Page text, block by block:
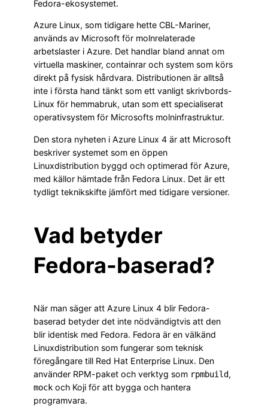
Fedora-ekosystemet.
Azure Linux, som tidigare hette CBL-Mariner,
används av Microsoft för molnrelaterade
arbetslaster i Azure. Det handlar bland annat om
virtuella maskiner, containrar och system som körs
direkt på fysisk hårdvara. Distributionen är alltså
inte i första hand tänkt som ett vanligt skrivbords-
Linux för hemmabruk, utan som ett specialiserat
operativsystem för Microsofts molninfrastruktur.
Den stora nyheten i Azure Linux 4 är att Microsoft
beskriver systemet som en öppen
Linuxdistribution byggd och optimerad för Azure,
med källor hämtade från Fedora Linux. Det är ett
tydligt teknikskifte jämfört med tidigare versioner.
Vad betyder
Fedora-baserad?
När man säger att Azure Linux 4 blir Fedora-
baserad betyder det inte nödvändigtvis att den
blir identisk med Fedora. Fedora är en välkänd
Linuxdistribution som fungerar som teknisk
föregångare till Red Hat Enterprise Linux. Den
använder RPM-paket och verktyg som rpmbuild,
mock och Koji för att bygga och hantera
programvara.